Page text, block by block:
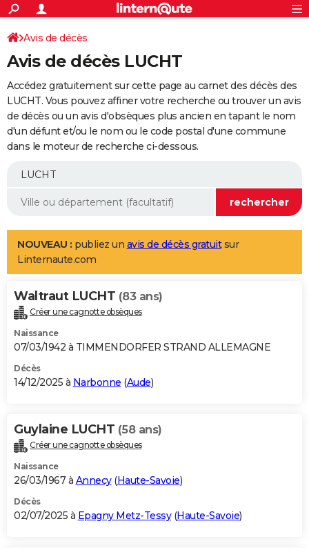
ACTUALITÉS
Politique
Société
Faits Divers
Education
Monde
Villes
+
SPORT
Coupe du monde 2026
Football
Tennis
Cyclisme
Rugby
Forum
Programme TV
TNTStreaming
Cinéma
Sorties cinéma
Musique
+FINANCE
Retraite
Impôts
Epargne
Immobilier
Risques naturels par ville
Banque
Assurance
Crédit
AUTO
Essais
Réserver un essai
Citadines
Berlines
SUV
Forum auto
+
Mobiles
Meilleur smartphone
Internet
Ordinateurs
Jeux vidéo
Guide high-tech
Aménagement intérieur
LIFESTYLE
Art de vivre
Bien-être
Loisirs
Mode
Modes de vie
Alimentation
Guide de la santé
Maladies
Médicaments
Sommeil
VOYAGE
Destinations
City break
Voyage nature
Voyage de noces
Forum
Climat
+PHOTO
GUIDES D'ACHAT
BONS PLANS
Carte de Noël
Carte Bonne année
Carte Saint-Valentin
Carte Pâques
Carte d'anniversaire
DICTIONNAIRE
Dictionnaire
Biographies
Citations
Expressions
Proverbes
PROGRAMME TV
S'inscrire
Se connecter
Lycées
Collèges
Primaires
Universités
Entreprises
Service militaire
Avis de recherche
AVIS DE DÉCÈS
Avis de décès
Avis de décès LUCHT
Accédez gratuitement sur cette page au carnet des décès des
LUCHT. Vous pouvez affiner votre recherche ou trouver un avis
de décès ou un avis d'obsèques plus ancien en tapant le nom
d'un défunt et/ou le nom ou le code postal d'une commune
dans le moteur de recherche ci-dessous.
NOUVEAU : publiez un avis de décès gratuitsur
Linternaute.com
Waltraut LUCHT (83 ans)
Créer une cagnotte obsèques
Naissance
07/03/1942 à TIMMENDORFER STRAND ALLEMAGNE
Décès
14/12/2025 à Narbonne (Aude)
Guylaine LUCHT (58 ans)
Créer une cagnotte obsèques
Naissance
26/03/1967 à Annecy(Haute-Savoie)
Décès
02/07/2025 à Epagny Metz-Tessy(Haute-Savoie)